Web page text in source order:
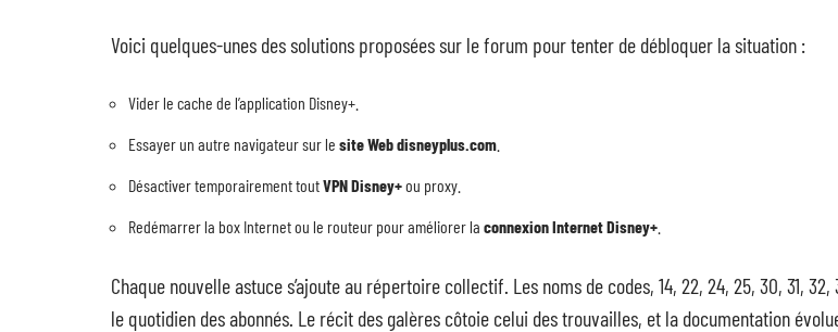
Voici quelques-unes des solutions proposées sur le forum pour tenter de débloquer la situation :
Vider le cache de l’application Disney+.
Essayer un autre navigateur sur le site Web disneyplus.com
Désactiver temporairement toutVPN Disney+ou proxy.
Redémarrer la box Internet ou le routeur pour améliorer la connexion Internet Disney+
Chaque nouvelle astuce s’ajoute au répertoire collectif. Les noms de codes, 14, 22, 24, 25, 30, 31,
le quotidien des abonnés. Le récit des galères côtoie celui des trouvailles, et la documentation